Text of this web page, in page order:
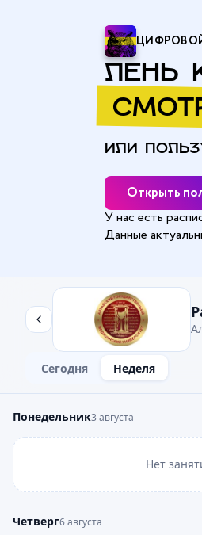
ЛЕНЬ
ИЛИ
Открыть
У нас есть
Данные
Алтайский
Сегодня Неделя
Понедельник3 августа
Нет
Четверг6 августа